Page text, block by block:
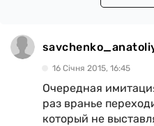
16 Сiчня 2015, 16:45
Очередная
раз вранье
который не